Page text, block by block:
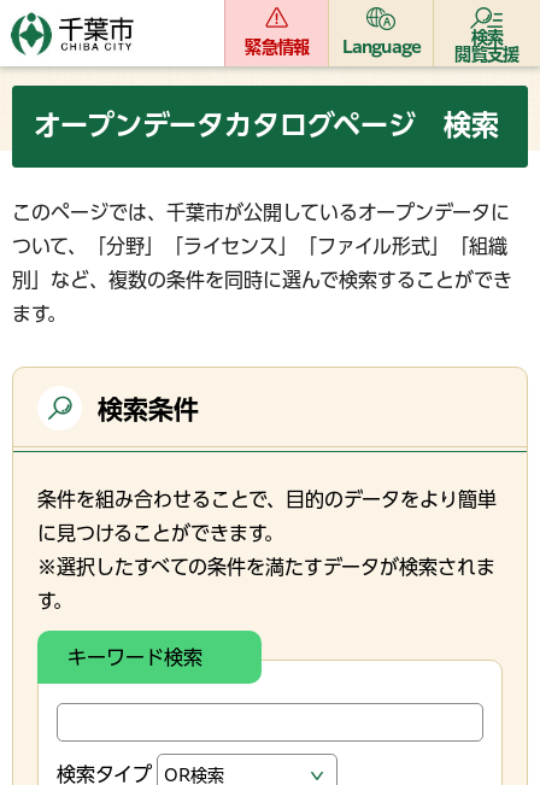
緊急情報 Language
検索
閲覧支援
オープンデータカタログページ 検索
このページでは、千葉市が公開しているオープンデータに
ついて、「分野」「ライセンス」「ファイル形式」「組織
別」など、複数の条件を同時に選んで検索することができ
ます。
検索条件
条件を組み合わせることで、目的のデータをより簡単
に見つけることができます。
※選択したすべての条件を満たすデータが検索されま
す。
キーワード検索
検索タイプ